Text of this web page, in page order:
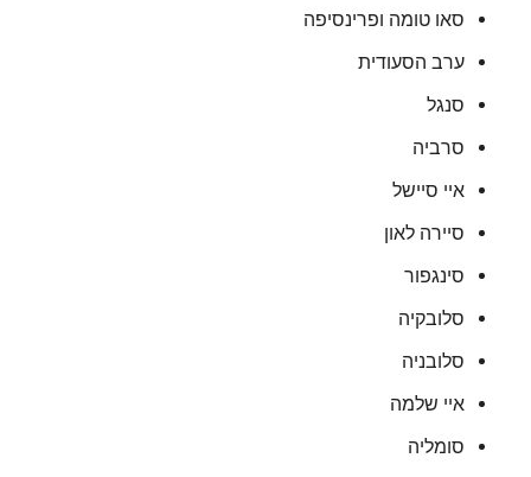
סאו טומה ופרינסיפה
ערב הסעודית
סנגל
סרביה
איי סיישל
סיירה לאון
סינגפור
סלובקיה
סלובניה
איי שלמה
סומליה